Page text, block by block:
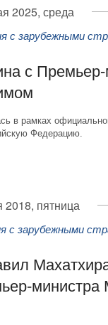
2025, среда
с зарубежными
с
в рамках
Федерацию.
2018, пятница
с зарубежными
министра